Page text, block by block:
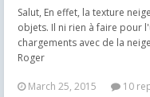
Salut, En effet, la texture
objets. Il ni rien à faire pour
chargements avec de la
Roger
March 25, 2015 10